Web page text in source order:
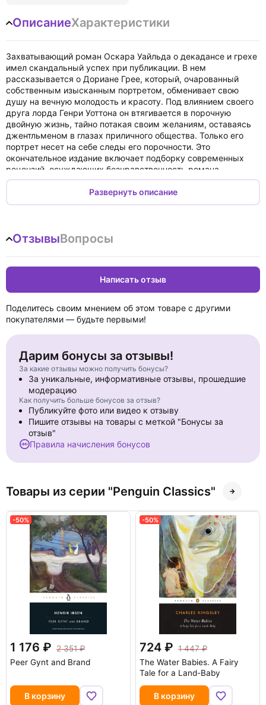
ОписаниеХарактеристики
Захватывающий роман Оскара Уайльда о декадансе и грехе
имел скандальный успех при публикации. В нем
рассказывается о Дориане Грее, который, очарованный
собственным изысканным портретом, обменивает свою
душу на вечную молодость и красоту. Под влиянием своего
друга лорда Генри Уоттона он втягивается в порочную
двойную жизнь, тайно потакая своим желаниям, оставаясь
джентльменом в глазах приличного общества. Только его
портрет несет на себе следы его порочности. Это
окончательное издание включает подборку современных
рецензий, осуждающих безнравственность романа.
Книга на английском языке.
Oscar Wilde's alluring novel of decadence and sin was a succes
youth and beauty. Influenced by his friend Lord Henry Wotton,
he is drawn into a corrupt double life, indulging his desires in
secret while remaining a gentleman in the eyes of polite society.
Only his portrait bears the traces of his depravity. This definitive
edition includes a selection of contemporary reviews condemning
the novel's immorality.
Развернуть описание
ОтзывыВопросы
Написать отзыв
Поделитесь своим мнением об этом товаре с другими
покупателями — будьте первыми!
Дарим бонусы за отзывы!
За какие отзывы можно получить бонусы?
За уникальные, информативные отзывы, прошедшие
модерацию
Как получить больше бонусов за отзыв?
Публикуйте фото или видео к отзыву
Пишите отзывы на товары с меткой "Бонусы за
отзыв"
Правила начисления бонусов
Товары из серии "Penguin Classics"
-50%
1 176
2 351
Peer Gynt and Brand
В корзину
-50%
724
1 447
The Water Babies. A Fairy
Tale for a Land-Baby
В корзину